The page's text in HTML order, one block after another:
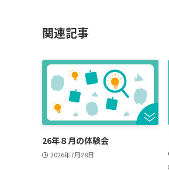
関連記事
26年８月の体験会
2026年7月28日